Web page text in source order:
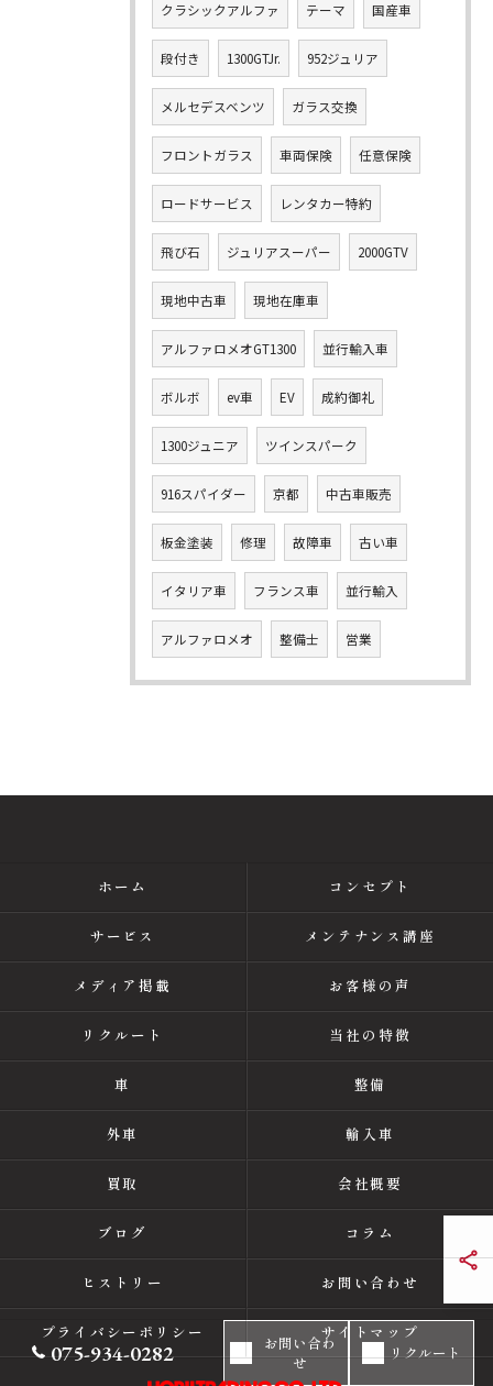
クラシックアルファ テーマ 国産車
段付き 1300GTJr. 952ジュリア
メルセデスベンツ ガラス交換
フロントガラス 車両保険 任意保険
ロードサービス レンタカー特約
飛び石 ジュリアスーパー 2000GTV
現地中古車 現地在庫車
アルファロメオGT1300 並行輸入車
ボルボ ev車 EV 成約御礼
1300ジュニア ツインスパーク
916スパイダー 京都 中古車販売
板金塗装 修理 故障車 古い車
イタリア車 フランス車 並行輸入
アルファロメオ 整備士 営業
075-934-0282
お問い合わ
せ
リクルート
ホーム コンセプト
サービス メンテナンス講座
メディア掲載 お客様の声
リクルート 当社の特徴
車 整備
外車 輸入車
買取 会社概要
ブログ コラム
ヒストリー お問い合わせ
プライバシーポリシー サイトマップ